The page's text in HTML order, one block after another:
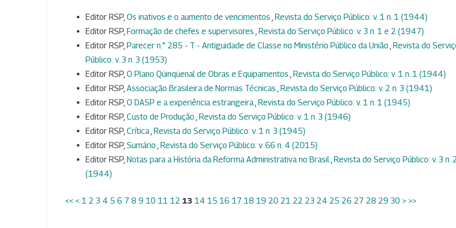
Editor RSP, Os inativos e o aumento de vencimentos Revista do Serviço Público: v. 1 n. 1 (1944)
Editor RSP, Formação de chefes e supervisores Revista do Serviço Público: v. 3 n. 1 e 2 (1947)
Editor RSP, Parecer n.° 285 - T - Antiguidade de Classe no Ministério Público da União Revista do
Público: v. 3 n. 3 (1953)
Editor RSP, O Plano Qüinqüenal de Obras e Equipamentos Revista do Serviço Público: v. 1 n. 1 (1944)
Editor RSP, Associação Brasileira de Normas Técnicas Revista do Serviço Público: v. 2 n. 3 (1941)
Editor RSP, O DASP e a experiência estrangeira Revista do Serviço Público: v. 1 n. 1 (1945)
Editor RSP, Custo de Produção Revista do Serviço Público: v. 1 n. 3 (1946)
Editor RSP, Crítica Revista do Serviço Público: v. 1 n. 3 (1945)
Editor RSP, Sumário Revista do Serviço Público: v. 66 n. 4 (2015)
Editor RSP, Notas para a História da Reforma Administrativa no Brasil Revista do Serviço Público: v. 3 n.
(1944)
<< < 1 2 3 4 5 6 7 8 9 10 11 12 13 14 15 16 17 18 19 20 21 22 23 24 25 26 27 28 29 30 > >>